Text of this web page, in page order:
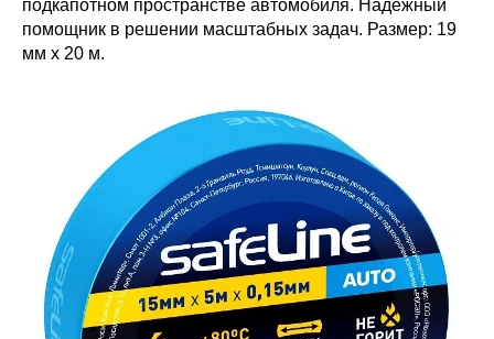
подкапотном пространстве автомобиля. Надёжный
помощник в решении масштабных задач. Размер: 19
мм х 20 м.